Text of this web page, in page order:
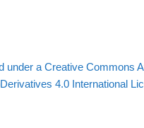
under a Creative Commons
4.0 International